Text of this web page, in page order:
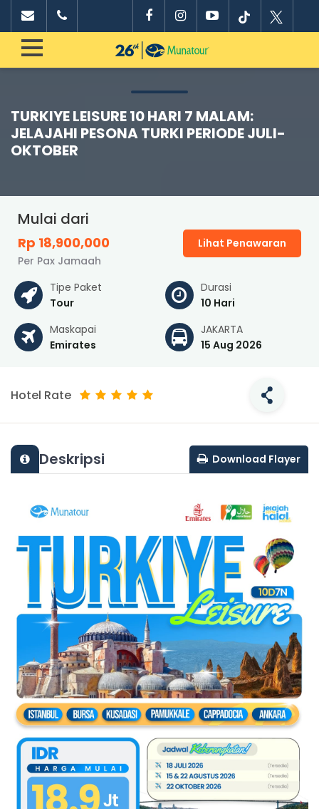
TURKIYE LEISURE 10 HARI 7 MALAM:
JELAJAHI PESONA TURKI PERIODE JULI-
OKTOBER
Tipe Paket
Tour
Durasi
10 Hari
Maskapai
Emirates
JAKARTA
15 Aug 2026
Mulai dari
Rp 18,900,000
Per Pax Jamaah
Lihat Penawaran
Hotel Rate
Deskripsi Download Flayer